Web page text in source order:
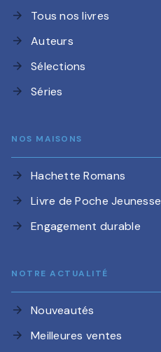
arrow_forward Tous nos livres
arrow_forward Auteurs
arrow_forward Sélections
arrow_forward Séries
NOS MAISONS
arrow_forward Hachette Romans
arrow_forward Livre de Poche Jeunesse
arrow_forward Engagement durable
NOTRE ACTUALITÉ
arrow_forward Nouveautés
arrow_forward Meilleures ventes